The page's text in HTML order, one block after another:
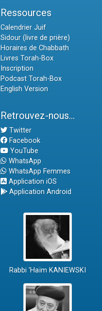
Ressources
Calendrier Juif
Sidour (livre de prière)
Horaires de Chabbath
Livres Torah-Box
Inscription
Podcast Torah-Box
English Version
Retrouvez-nous...
Twitter
Facebook
YouTube
WhatsApp
WhatsApp Femmes
Application iOS
Application Android
Rabbi 'Haïm KANIEWSKI